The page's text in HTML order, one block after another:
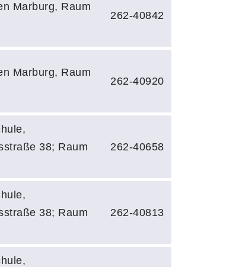
Marburg, Raum
262-40842
Marburg, Raum
262-40920
38; Raum
262-40658
38; Raum
262-40813